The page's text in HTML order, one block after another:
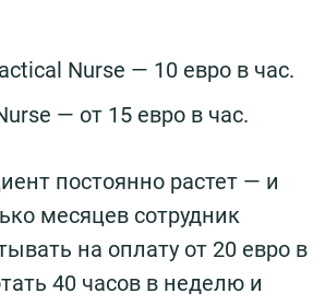
Nurse — 10 евро в час.
— от 15 евро в час.
постоянно растет — и
месяцев сотрудник
на оплату от 20 евро в
40 часов в неделю и